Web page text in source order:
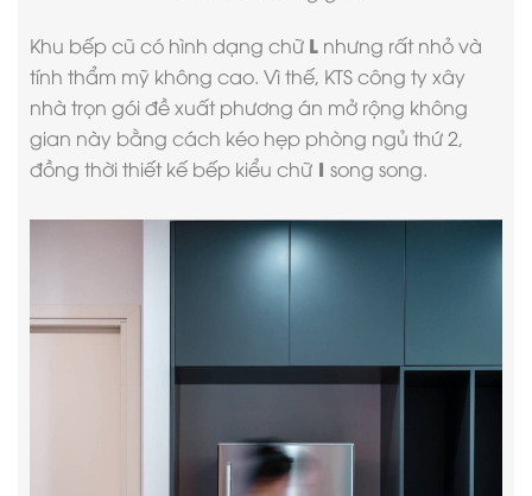
Khu bếp cũ có hình dạng chữ L nhưng rất nhỏ và
tính thẩm mỹ không cao. Vì thế, KTScông ty xây
nhà trọn gói đề xuất phương án mở rộng không
gian này bằng cách kéo hẹp phòng ngủ thứ 2,
đồng thời thiết kế bếp kiểu chữ I song song.